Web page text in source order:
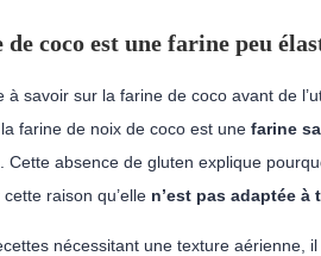
coco est une farine peu
à savoir sur la farine de coco avant de
farine de noix de coco est une farine
Cette absence de gluten explique
raison qu’elle n’est pas adaptée
nécessitant une texture aérienne,